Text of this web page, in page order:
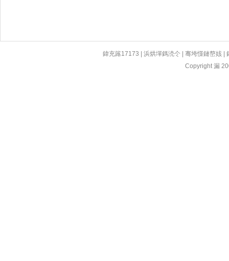
鍏充簬17173 |浜烘墠鎷涜仒 |骞垮憡鏈嶅姟 |
Copyright 漏